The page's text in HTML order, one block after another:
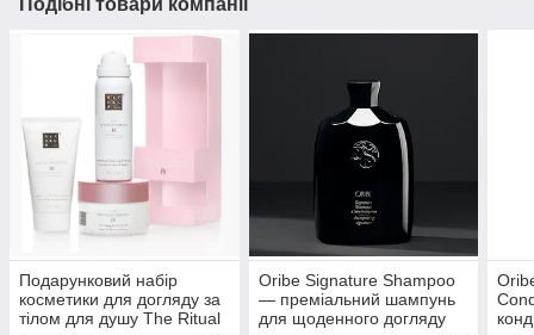
Подібні товари компанії
Подарунковий набір
косметики для догляду за
тілом для душу The Ritual
Oribe Signature Shampoo
— преміальний шампунь
для щоденного догляду